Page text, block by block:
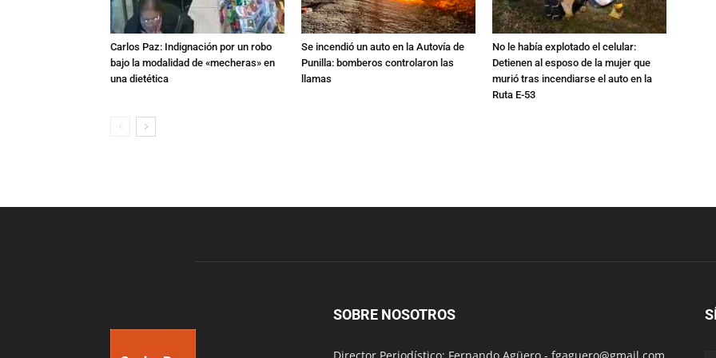
Carlos Paz: Indignación por un robo
bajo la modalidad de «mecheras» en
una dietética
Se incendió un auto en la Autovía de
Punilla: bomberos controlaron las
llamas
No le había explotado el celular:
Detienen al esposo de la mujer que
murió tras incendiarse el auto en la
Ruta E-53
SOBRE NOSOTROS
Director Periodístico: Fernando Agüero - fgaguero@gmail.com